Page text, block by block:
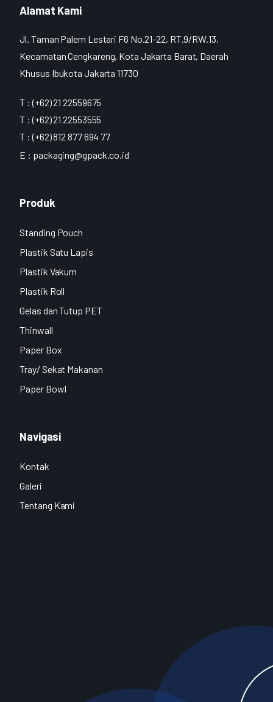
Alamat Kami
Jl. Taman Palem Lestari F6 No.21-22, RT.9/RW.13,
Kecamatan Cengkareng, Kota Jakarta Barat, Daerah
Khusus Ibukota Jakarta 11730
T : (+62) 21 22559675
T : (+62) 21 22553555
T : (+62) 812 877 694 77
E : packaging@gpack.co.id
Produk
Standing Pouch
Plastik Satu Lapis
Plastik Vakum
Plastik Roll
Gelas dan Tutup PET
Thinwall
Paper Box
Tray/ Sekat Makanan
Paper Bowl
Navigasi
Kontak
Galeri
Tentang Kami